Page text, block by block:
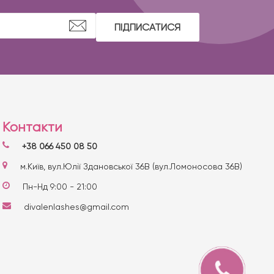
ПІДПИСАТИСЯ
Контакти
+38 066 450 08 50
м.Київ, вул.Юлії Здановської 36В (вул.Ломоносова 36В)
Пн-Нд 9:00 - 21:00
divalenlashes@gmail.com